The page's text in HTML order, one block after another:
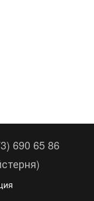
690 65 86